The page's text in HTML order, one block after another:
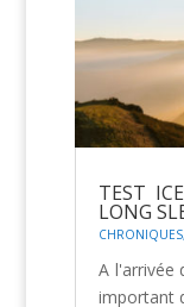
TEST
LONG
CHRONIQUES
A l'arrivée
important